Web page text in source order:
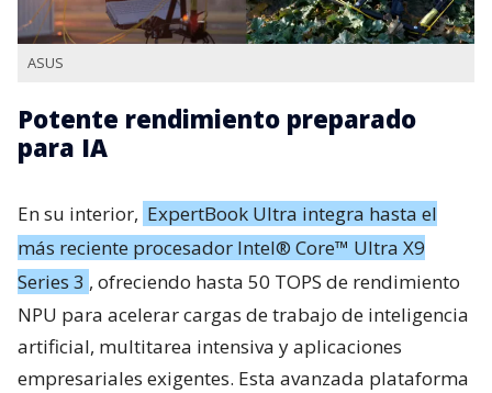
ASUS
Potente rendimiento preparado
para IA
En su interior, ExpertBook Ultra integra hasta el
más reciente procesador Intel® Core™ Ultra X9
Series 3 , ofreciendo hasta 50 TOPS de rendimiento
NPU para acelerar cargas de trabajo de inteligencia
artificial, multitarea intensiva y aplicaciones
empresariales exigentes. Esta avanzada plataforma